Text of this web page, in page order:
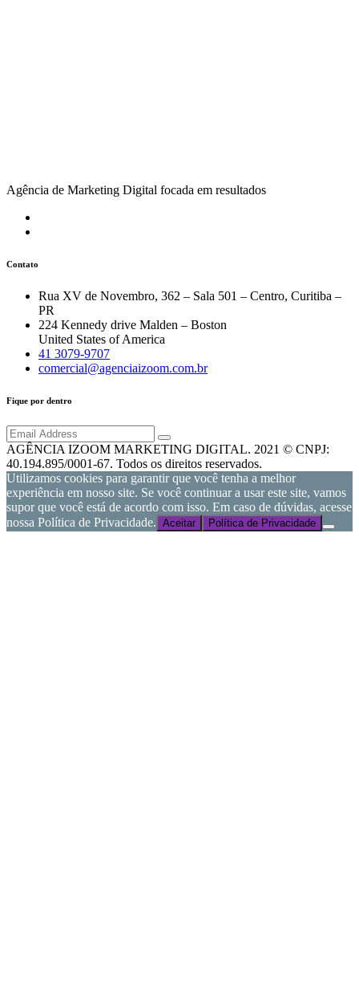
Agência de Marketing Digital focada em resultados
Contato
Rua XV de Novembro, 362 – Sala 501 – Centro, Curitiba –
PR
224 Kennedy drive Malden – Boston
United States of America
41 3079-9707
comercial@agenciaizoom.com.br
Fique por dentro
AGÊNCIA IZOOM MARKETING DIGITAL. 2021 © CNPJ:
40.194.895/0001-67. Todos os direitos reservados.
Utilizamos cookies para garantir que você tenha a melhor
experiência em nosso site. Se você continuar a usar este site, vamos
supor que você está de acordo com isso. Em caso de dúvidas, acesse
nossa Política de Privacidade. Aceitar Política de Privacidade